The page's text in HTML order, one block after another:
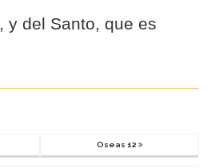
y del Santo, que es
Oseas 12